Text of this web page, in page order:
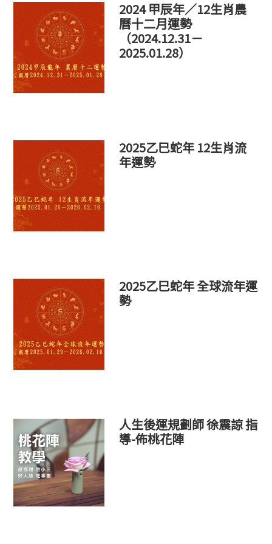
2024 甲辰年／12生肖農
曆十二月運勢
（2024.12.31－
2025.01.28）
2025乙巳蛇年 12生肖流
年運勢
2025乙巳蛇年 全球流年運
勢
人生後運規劃師 徐震諒 指
導-佈桃花陣